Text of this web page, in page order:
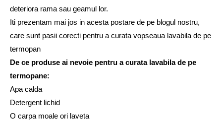
deteriora rama sau geamul lor.
Iti prezentam mai jos in acesta postare de pe blogul nostru,
care sunt pasii corecti pentru a curata vopseaua lavabila de pe
termopan
De ce produse ai nevoie pentru a curata lavabila de pe
termopane:
Apa calda
Detergent lichid
O carpa moale ori laveta